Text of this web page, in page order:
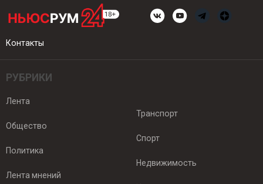
Контакты
РУБРИКИ
Лента
Общество
Политика
Лента мнений
Транспорт
Спорт
Недвижимость